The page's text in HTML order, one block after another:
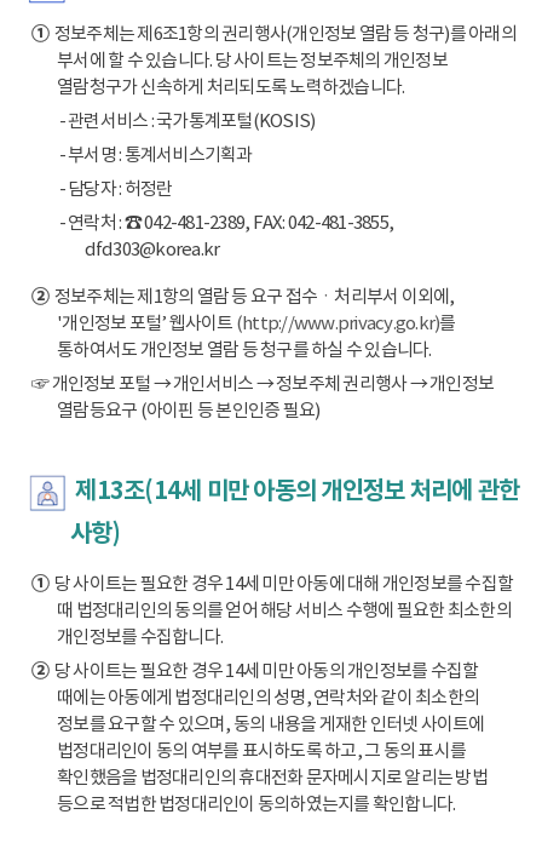
①정보주체는 제6조1항의 권리행사(개인정보 열람 등 청구)를 아래의
부서에 할 수 있습니다. 당 사이트는 정보주체의 개인정보
열람청구가 신속하게 처리되도록 노력하겠습니다.
- 관련서비스 : 국가통계포털(KOSIS)
- 부서명 : 통계서비스기획과
- 담당자 : 허정란
- 연락처 : ☎ 042-481-2389, FAX: 042-481-3855,
dfd303@korea.kr
②정보주체는 제1항의 열람 등 요구 접수ㆍ처리부서 이외에,
'개인정보 포털’ 웹사이트 (http://www.privacy.go.kr)를
통하여서도 개인정보 열람 등 청구를 하실 수 있습니다.
☞ 개인정보 포털 → 개인서비스 → 정보주체 권리행사 → 개인정보
열람등요구 (아이핀 등 본인인증 필요)
제13조(14세 미만 아동의 개인정보 처리에 관한
사항)
①당 사이트는 필요한 경우 14세 미만 아동에 대해 개인정보를 수집할
때 법정대리인의 동의를 얻어 해당 서비스 수행에 필요한 최소한의
개인정보를 수집합니다.
②당 사이트는 필요한 경우 14세 미만 아동의 개인정보를 수집할
때에는 아동에게 법정대리인의 성명, 연락처와 같이 최소한의
정보를 요구할 수 있으며, 동의 내용을 게재한 인터넷 사이트에
법정대리인이 동의 여부를 표시하도록 하고, 그 동의 표시를
확인했음을 법정대리인의 휴대전화 문자메시지로 알리는 방법
등으로 적법한 법정대리인이 동의하였는지를 확인합니다.